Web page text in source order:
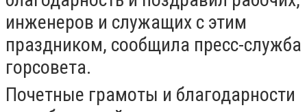
инженеров и служащих с этим
праздником, сообщила пресс-служба
горсовета.
Почетные грамоты и благодарности